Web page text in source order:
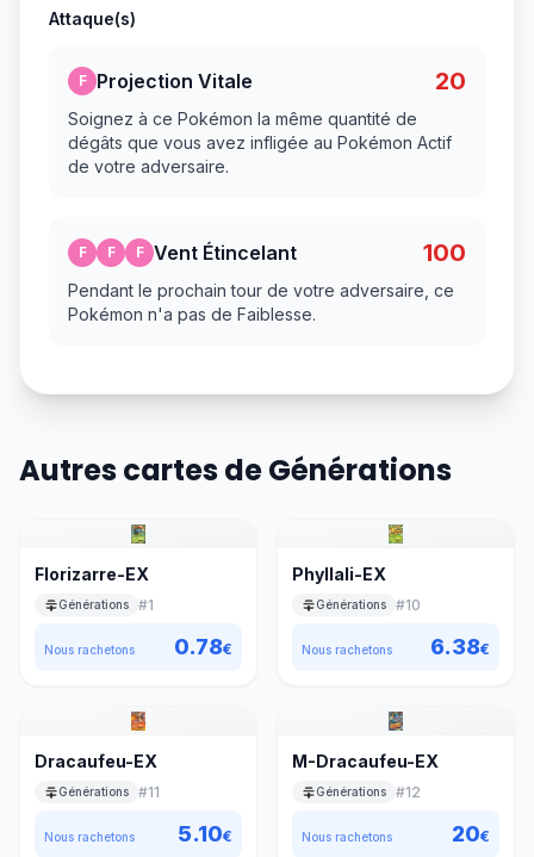
Attaque(s)
F Projection Vitale 20
Soignez à ce Pokémon la même quantité de
dégâts que vous avez infligée au Pokémon Actif
de votre adversaire.
F F F Vent Étincelant 100
Pendant le prochain tour de votre adversaire, ce
Pokémon n'a pas de Faiblesse.
Autres cartes de Générations
Florizarre-EX
Générations #1
Nous rachetons 0.78€
Phyllali-EX
Générations #10
Nous rachetons 6.38€
Dracaufeu-EX
Générations #11
Nous rachetons 5.10€
M-Dracaufeu-EX
Générations #12
Nous rachetons 20€